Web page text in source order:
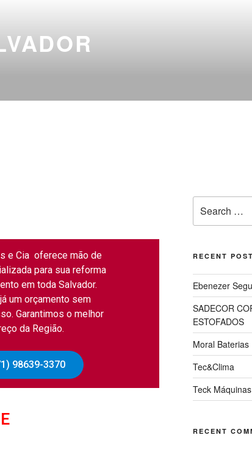
e Cia oferece mão de
para sua reforma
em toda Salvador.
um orçamento sem
Garantimos o melhor
da Região.
98639-3370
RECENT
Ebenezer
SADECOR
ESTOFADOS
Moral Baterias
Tec&Clima
Teck
RECENT